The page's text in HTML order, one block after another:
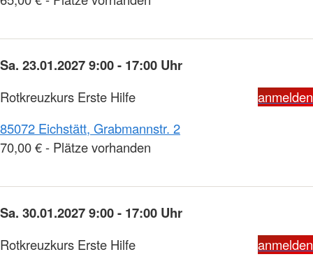
Sa. 23.01.2027 9:00 - 17:00 Uhr
Rotkreuzkurs Erste Hilfe
anmelden
85072 Eichstätt, Grabmannstr. 2
70,00 € - Plätze vorhanden
Sa. 30.01.2027 9:00 - 17:00 Uhr
Rotkreuzkurs Erste Hilfe
anmelden